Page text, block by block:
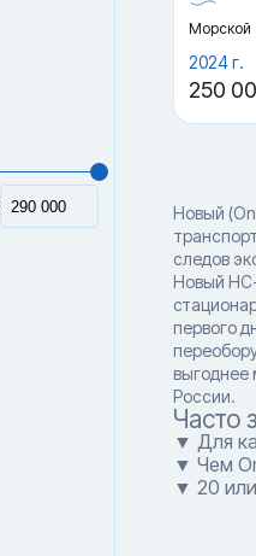
Морской
2024 г.
250
Новый
следов
Новый
первого
выгоднее
России.
Часто
▼ Для
▼ Чем
▼ 20